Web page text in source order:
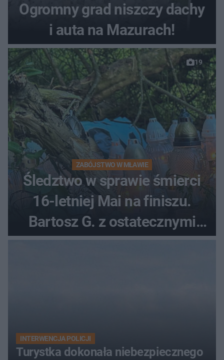
Ogromny grad niszczy dachy
i auta na Mazurach!
19
ZABÓJSTWO W MŁAWIE
Śledztwo w sprawie śmierci
16-letniej Mai na finiszu.
Bartosz G. z ostatecznymi
INTERWENCJA POLICJI
Turystka dokonała niebezpiecznego